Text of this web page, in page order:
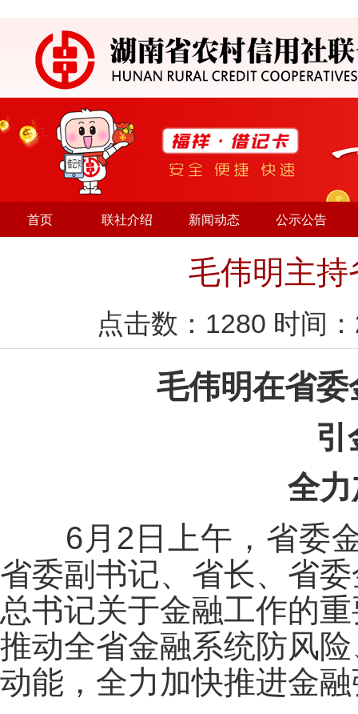
首页 联社介绍 新闻动态 公示公告
毛伟明主
点击数： 1280 时间
毛伟明在省
引
全
6月2日上午，省委金
省委副书记、省长、省
总书记关于金融工作的
推动全省金融系统防风
动能，全力加快推进金